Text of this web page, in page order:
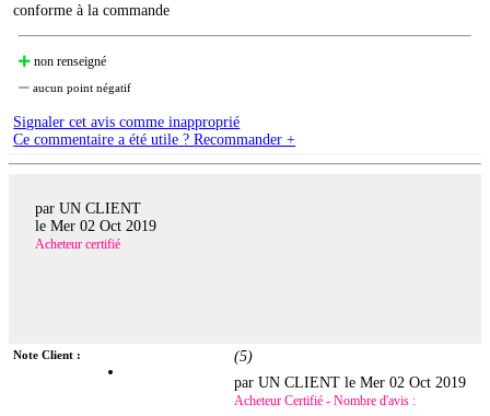
conforme à la commande
non renseigné
aucun point négatif
Signaler cet avis comme inapproprié
Ce commentaire a été utile ? Recommander +
par UN CLIENT
le Mer 02 Oct 2019
Acheteur certifié
Note Client : (5)
par UN CLIENT leMer 02 Oct 2019
Acheteur Certifié - Nombre d'avis :